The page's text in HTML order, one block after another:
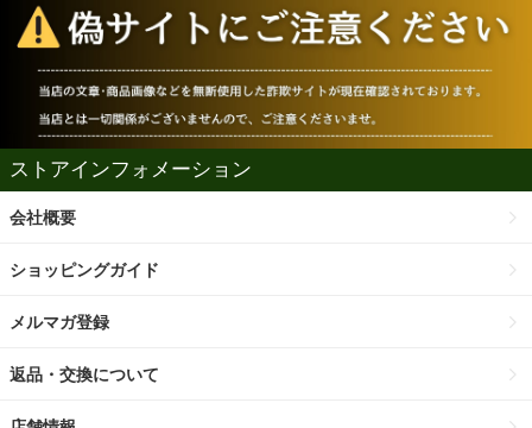
ストアインフォメーション
会社概要
ショッピングガイド
メルマガ登録
返品・交換について